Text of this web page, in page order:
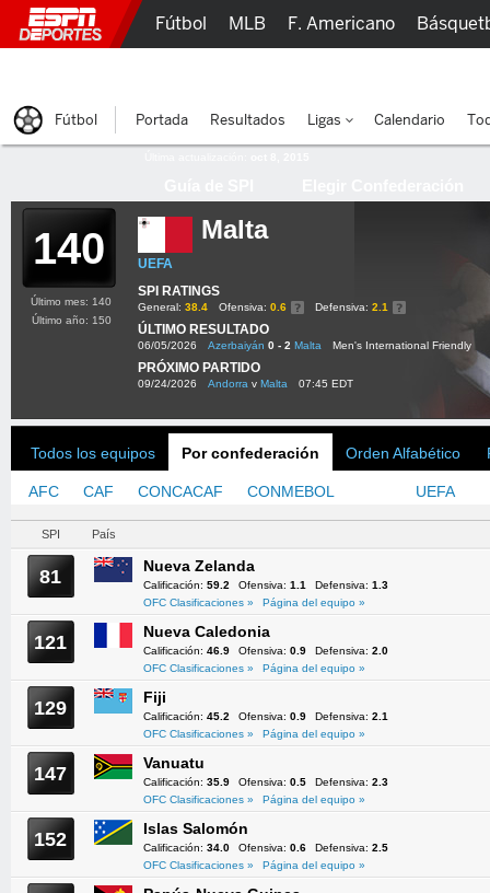
140 Malta
UEFA
SPI RATINGS
General: 38.4 Ofensiva: 0.6 Defensiva: 2.1
ÚLTIMO RESULTADO
06/05/2026 Azerbaiyán 0 - 2 Malta Men's International Friendly
PRÓXIMO PARTIDO
09/24/2026 Andorra v Malta 07:45 EDT
Último mes: 140
Último año: 150
Todos los equipos Por confederación Orden Alfabético
AFC CAF CONCACAF CONMEBOL UEFA
SPI País
81 Nueva Zelanda
Calificación: 59.2 Ofensiva: 1.1 Defensiva: 1.3
OFC Clasificaciones »
Página del equipo »
121 Nueva Caledonia
Calificación: 46.9 Ofensiva: 0.9 Defensiva: 2.0
OFC Clasificaciones »
Página del equipo »
129 Fiji
Calificación: 45.2 Ofensiva: 0.9 Defensiva: 2.1
OFC Clasificaciones »
Página del equipo »
147 Vanuatu
Calificación: 35.9 Ofensiva: 0.5 Defensiva: 2.3
OFC Clasificaciones »
Página del equipo »
152 Islas Salomón
Calificación: 34.0 Ofensiva: 0.6 Defensiva: 2.5
OFC Clasificaciones »
Página del equipo »
Fútbol MLB F. Americano
Fútbol Portada Resultados Ligas Calendario